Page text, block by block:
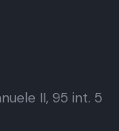
II, 95 int. 5